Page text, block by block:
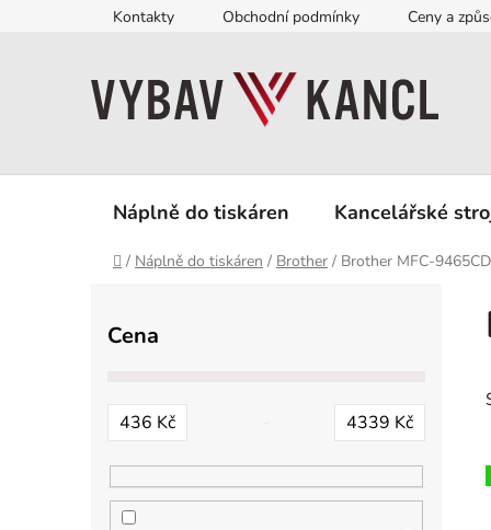
Kontakty Obchodní podmínky Ceny a
Náplně do tiskáren Kancelářské
Domů
/ Náplně do tiskáren / Brother / Brother MFC-
Cena
436 Kč 4339 Kč